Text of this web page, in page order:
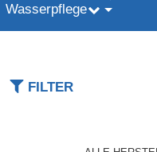
Wasserpflege
FILTER